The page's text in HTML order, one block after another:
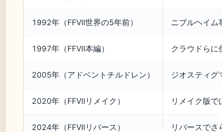
1992年（FFVII世界の5年前） ニブルヘイム
1997年（FFVII本編） クラウドらに
2005年（アドベントチルドレン） ジオスティグ
2020年（FFVIIリメイク） リメイク版
2024年（FFVIIリバース） リバースで